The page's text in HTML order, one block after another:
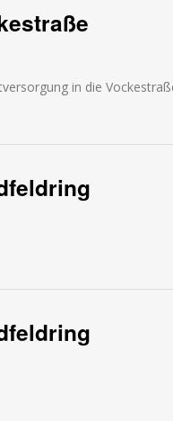
in die